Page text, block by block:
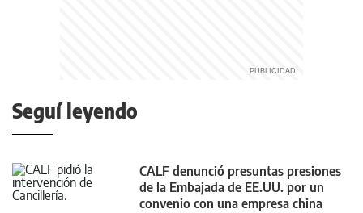
Seguí leyendo
CALF denunció presuntas presiones
de la Embajada de EE.UU. por un
convenio con una empresa china